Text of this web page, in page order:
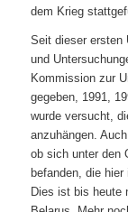
dem Krieg
Seit dieser ersten
und
Kommission zur
gegeben, 1991,
wurde versucht,
anzuhängen.
ob sich unter den
befanden, die hier
Dies ist bis heute